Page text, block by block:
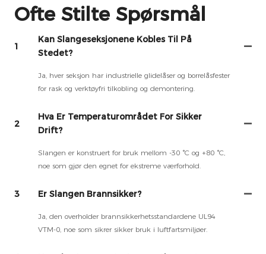
Ofte Stilte Spørsmål
1
Kan Slangeseksjonene Kobles Til På
Stedet?
Ja, hver seksjon har industrielle glidelåser og borrelåsfester
for rask og verktøyfri tilkobling og demontering.
2
Hva Er Temperaturområdet For Sikker
Drift?
Slangen er konstruert for bruk mellom -30 °C og +80 °C,
noe som gjør den egnet for ekstreme værforhold.
3 Er Slangen Brannsikker?
Ja, den overholder brannsikkerhetsstandardene UL94
VTM-0, noe som sikrer sikker bruk i luftfartsmiljøer.